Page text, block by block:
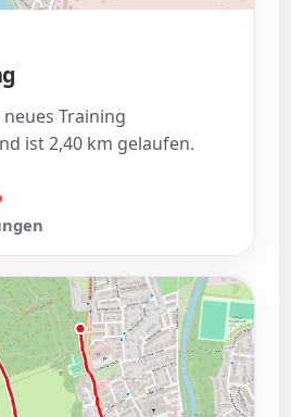
Training
ist 2,40 km gelaufen.